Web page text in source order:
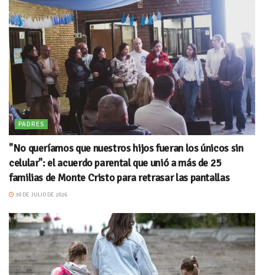
PADRES
"No queríamos que nuestros hijos fueran los únicos sin
celular": el acuerdo parental que unió a más de 25
familias de Monte Cristo para retrasar las pantallas
30 DE JULIO DE 2026